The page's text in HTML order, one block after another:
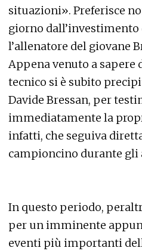
situazioni». Preferisce
giorno dall’investimento
l’allenatore del giovane
Appena venuto a sapere
tecnico si è subito
Davide Bressan, per
immediatamente la
infatti, che seguiva
campioncino durante gli
In questo periodo,
per un imminente
eventi più importanti